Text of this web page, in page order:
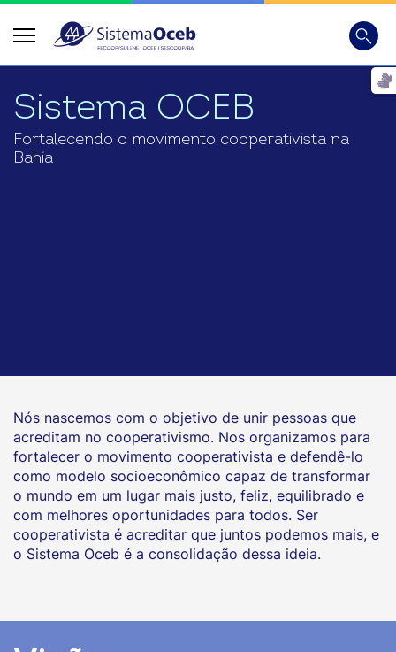
Busca
Sistema OCEB
Fortalecendo o movimento cooperativista na
Bahia
Nós nascemos com o objetivo de unir pessoas que
acreditam no cooperativismo. Nos organizamos para
fortalecer o movimento cooperativista e defendê-lo
como modelo socioeconômico capaz de transformar
o mundo em um lugar mais justo, feliz, equilibrado e
com melhores oportunidades para todos. Ser
cooperativista é acreditar que juntos podemos mais, e
o Sistema Oceb é a consolidação dessa ideia.